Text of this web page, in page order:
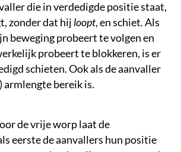
die in verdedigde positie staat,
zonder dat hijloopt, en schiet. Als
beweging probeert te volgen en
probeert te blokkeren, is er
schieten. Ook als de aanvaller
armlengte bereik is.
de vrije worp laat de
eerste de aanvallers hun positie